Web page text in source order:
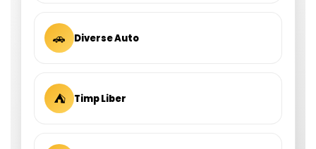
🚗 Diverse Auto
⛺ Timp Liber